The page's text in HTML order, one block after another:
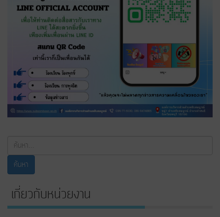
ค้นหา...
ค้นหา
เกี่ยวกับหน่วยงาน